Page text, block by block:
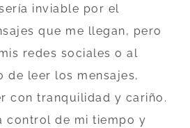
inviable por el
que me llegan, pero
redes sociales o al
de leer los mensajes,
con tranquilidad y cariño.
control de mi tiempo y